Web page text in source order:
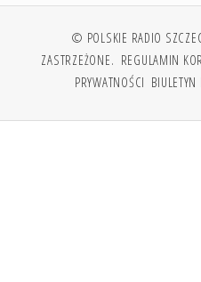
© POLSKIE RADIO
ZASTRZEŻONE. REGULAMIN
PRYWATNOŚCI